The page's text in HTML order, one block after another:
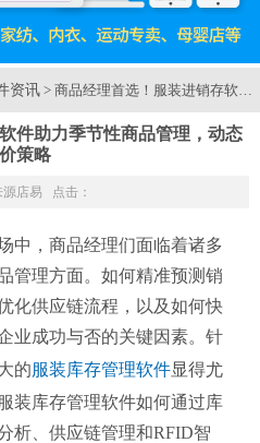
资讯> 商品经理首选！服装进销存软
件助力季节性商品管理，动态
策略
源店易 点击：
中，商品经理们面临着诸多
管理方面。如何精准预测销
化供应链流程，以及如何快
业成功与否的关键因素。针
的服装库存管理软件显得尤
装库存管理软件如何通过库
析、供应链管理和RFID智